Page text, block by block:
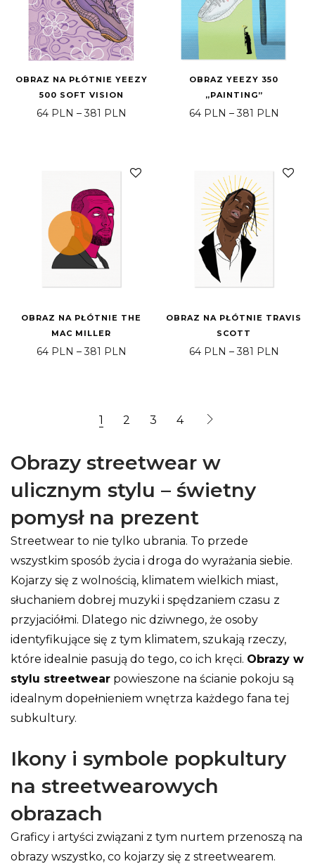
OBRAZ NA PŁÓTNIE YEEZY
500 SOFT VISION
64 PLN – 381 PLN Price range: 64 PLN through 381 PLN
OBRAZ YEEZY 350
„PAINTING”
64 PLN – 381 PLN
OBRAZ NA PŁÓTNIE THE
MAC MILLER
64 PLN – 381 PLN Price range: 64 PLN through 381 PLN
OBRAZ NA PŁÓTNIE TRAVIS
SCOTT
64 PLN – 381 PLN
1 2 3 4
Obrazy streetwear w
ulicznym stylu – świetny
pomysł na prezent
Streetwear to nie tylko ubrania. To przede
wszystkim sposób życia i droga do wyrażania siebie.
Kojarzy się z wolnością, klimatem wielkich miast,
słuchaniem dobrej muzyki i spędzaniem czasu z
przyjaciółmi. Dlatego nic dziwnego, że osoby
identyfikujące się z tym klimatem, szukają rzeczy,
które idealnie pasują do tego, co ich kręci. Obrazy w
stylu streetwear powieszone na ścianie pokoju są
idealnym dopełnieniem wnętrza każdego fana tej
subkultury.
Ikony i symbole popkultury
na streetwearowych
obrazach
Graficy i artyści związani z tym nurtem przenoszą na
obrazy wszystko, co kojarzy się z streetwearem.